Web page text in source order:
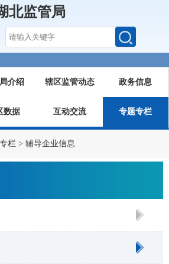
北监管局
介绍 辖区监管动态 政务信息
数据 互动交流 专题专栏
栏 > 辅导企业信息